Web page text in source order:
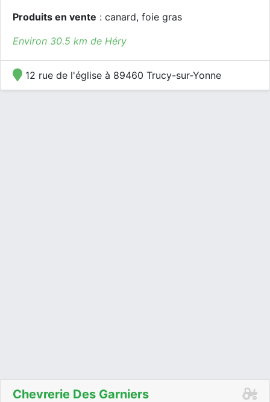
Produits en vente : canard, foie gras
Environ 30.5 km de Héry
12 rue de l'église à 89460 Trucy-sur-Yonne
Chevrerie Des Garniers